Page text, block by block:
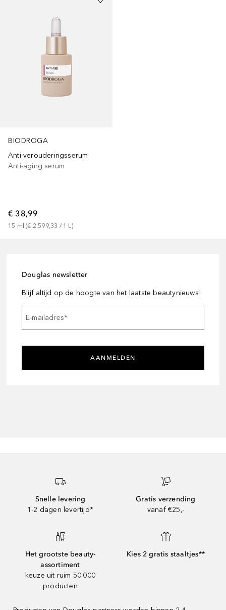
BIODROGA
Anti-verouderingsserum
Anti-aging serum
€ 38,99
15 ml (€ 2.599,33 / 1 L )
Douglas newsletter
Blijf altijd op de hoogte van het laatste beautynieuws!
E-mailadres*
AANMELDEN
Snelle levering
1-2 dagen levertijd*
Gratis verzending
vanaf €25,-
Het grootste beauty-
assortiment
keuze uit ruim 50.000
producten
Kies 2 gratis staaltjes**